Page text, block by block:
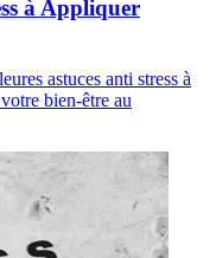
à Appliquer
astuces anti stress à
bien-être au